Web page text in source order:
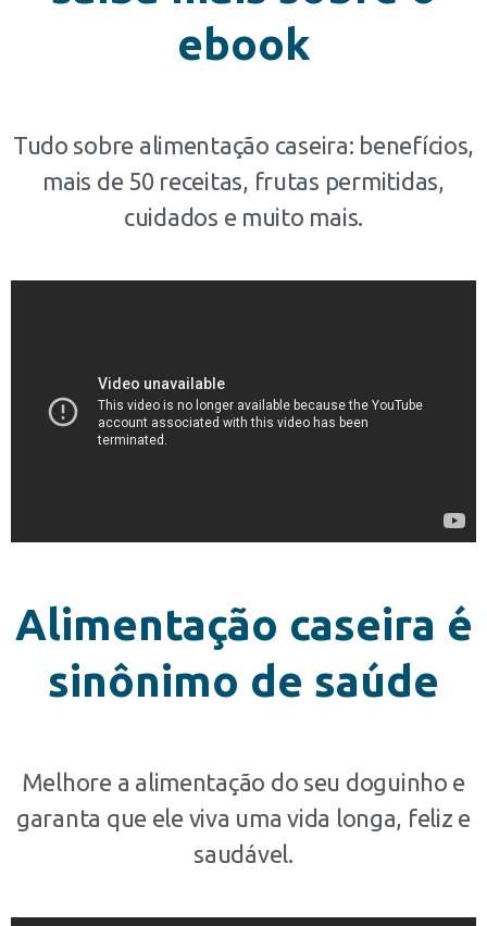
ebook
Tudo sobre alimentação caseira: benefícios,
mais de 50 receitas, frutas permitidas,
cuidados e muito mais.
Alimentação caseira é
sinônimo de saúde
Melhore a alimentação do seu doguinho e
garanta que ele viva uma vida longa, feliz e
saudável.